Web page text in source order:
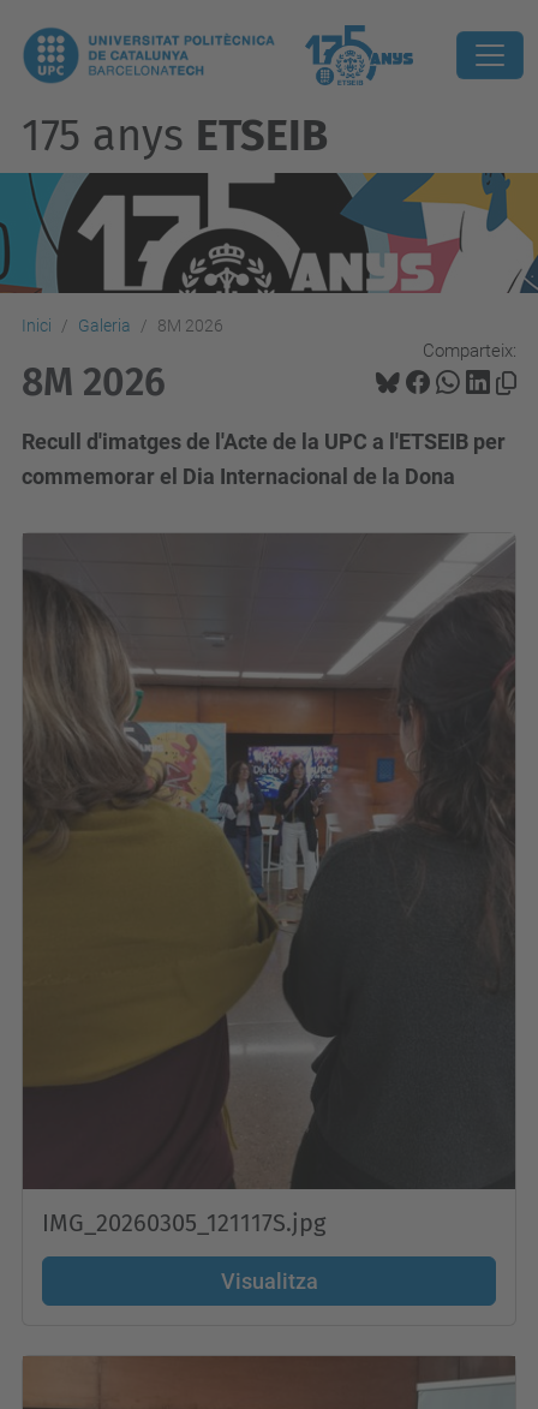
175 anys ETSEIB
Inici Galeria 8M 2026
Comparteix:
8M 2026
Recull d'imatges de l'Acte de la UPC a l'ETSEIB per
commemorar el Dia Internacional de la Dona
IMG_20260305_121117S.jpg
Visualitza